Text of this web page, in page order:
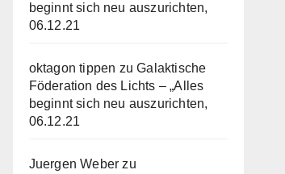
beginnt sich neu auszurichten,
06.12.21
oktagon tippen zuGalaktische
Föderation des Lichts – „Alles
beginnt sich neu auszurichten,
06.12.21
Juergen Weber zu